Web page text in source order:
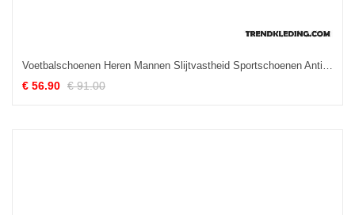
Voetbalschoenen Heren Mannen Slijtvastheid Sportschoenen Antislip Grijs
€ 56.90 € 91.00